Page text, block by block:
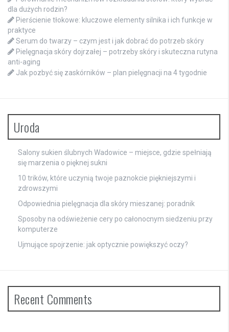
dla dużych rodzin?
Pierścienie tłokowe: kluczowe elementy silnika i ich funkcje w
praktyce
Serum do twarzy – czym jest i jak dobrać do potrzeb skóry
Pielęgnacja skóry dojrzałej – potrzeby skóry i skuteczna rutyna
anti-aging
Jak pozbyć się zaskórników – plan pielęgnacji na 4 tygodnie
Uroda
Salony sukien ślubnych Wadowice – miejsce, gdzie spełniają
się marzenia o pięknej sukni
10 trików, które uczynią twoje paznokcie piękniejszymi i
zdrowszymi
Odpowiednia pielęgnacja dla skóry mieszanej: poradnik
Sposoby na odświeżenie cery po całonocnym siedzeniu przy
komputerze
Ujmujące spojrzenie: jak optycznie powiększyć oczy?
Recent Comments